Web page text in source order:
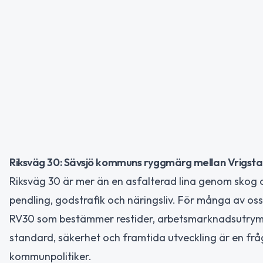
Riksväg 30: Sävsjö kommuns ryggmärg mellan
Riksväg 30 är mer än en asfalterad lina genom
pendling, godstrafik och näringsliv. För många av
RV30 som bestämmer restider,
standard, säkerhet och framtida utveckling är en
kommunpolitiker.